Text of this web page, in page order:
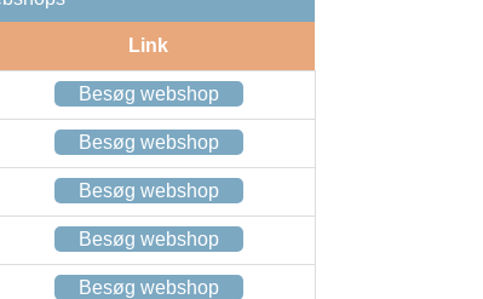
Link
Besøg webshop
Besøg webshop
Besøg webshop
Besøg webshop
Besøg webshop